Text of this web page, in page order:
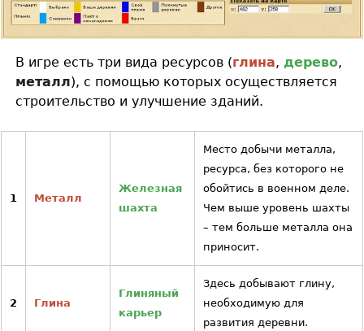
В игре есть три вида ресурсов (глина, дерево,
металл), с помощью которых осуществляется
строительство и улучшение зданий.
1 Металл
Железная
шахта
Место добычи металла,
ресурса, без которого не
обойтись в военном деле.
Чем выше уровень шахты
– тем больше металла она
приносит.
2 Глина
Глиняный
карьер
Здесь добывают глину,
необходимую для
развития деревни.